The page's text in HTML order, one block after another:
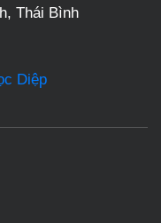
Thái Bình
Diệp